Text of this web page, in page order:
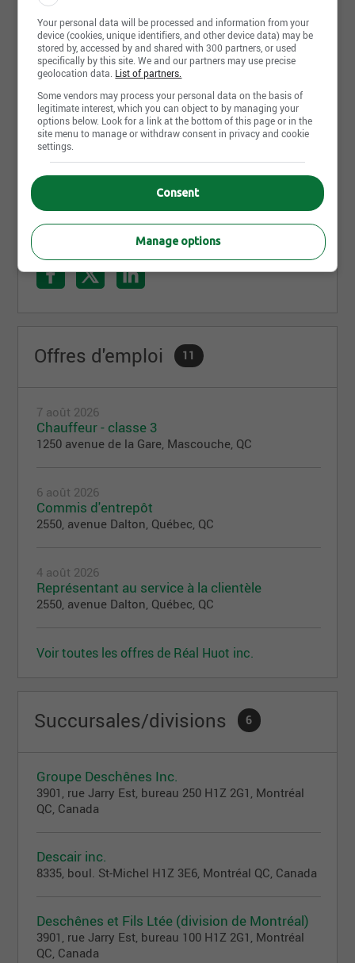
L’Équipe Huot valorise :
La satisfaction de la clientèle : Nous nous
engageons à aller au-delà des besoins du client
en fournissant de façon fiable et efficace des
produits et services de qualité
L’engagement : Nous nous engageons à
prendre des actions responsables dans l’intérêt
de l’entreprise et de nos partenaires.
Gestion des carrières
Réal Huot est une filiale de Groupe Deschênes.
En constante évolution, Groupe Deschênes permet
aux gens qui y travaillent de progresser et de
s’impliquer en fonction de leurs forces et des
opportunités uniques qu’offre une belle entreprise
qui ne cesse de grandir. Vous avez des idées et du
talent? On vous fera une place!
Partager cette page
Offres d'emploi 11
7 août 2026
Chauffeur - classe 3
1250 avenue de la Gare, Mascouche, QC
6 août 2026
Commis d'entrepôt
2550, avenue Dalton, Québec, QC
4 août 2026
Représentant au service à la clientèle
2550, avenue Dalton, Québec, QC
Voir toutes les offres de Réal Huot inc.
Succursales/divisions 6
Groupe Deschênes Inc.
3901, rue Jarry Est, bureau 250 H1Z 2G1, Montréal
QC, Canada
Descair inc.
8335, boul. St-Michel H1Z 3E6, Montréal QC, Canada
Deschênes et Fils Ltée (division de Montréal)
3901, rue Jarry Est, bureau 100 H1Z 2G1, Montréal
QC, Canada
Your personal data will be processed and information from your
device (cookies, unique identifiers, and other device data) may be
stored by, accessed by and shared with 300 partners, or used
specifically by this site. We and our partners may use precise
geolocation data. List of partners.
Some vendors may process your personal data on the basis of
legitimate interest, which you can object to by managing your
options below. Look for a link at the bottom of this page or in the
site menu to manage or withdraw consent in privacy and cookie
settings.
Consent
Manage options